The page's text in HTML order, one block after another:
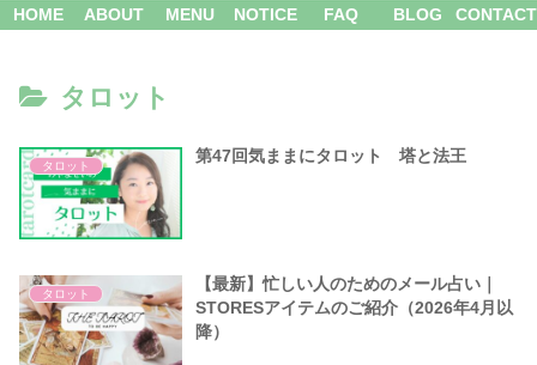
HOME ABOUT MENU NOTICE FAQ BLOG CONTACT
タロット
タロット
第47回気ままにタロット 塔と法王
タロット
【最新】忙しい人のためのメール占い｜
STORESアイテムのご紹介（2026年4月以
降）